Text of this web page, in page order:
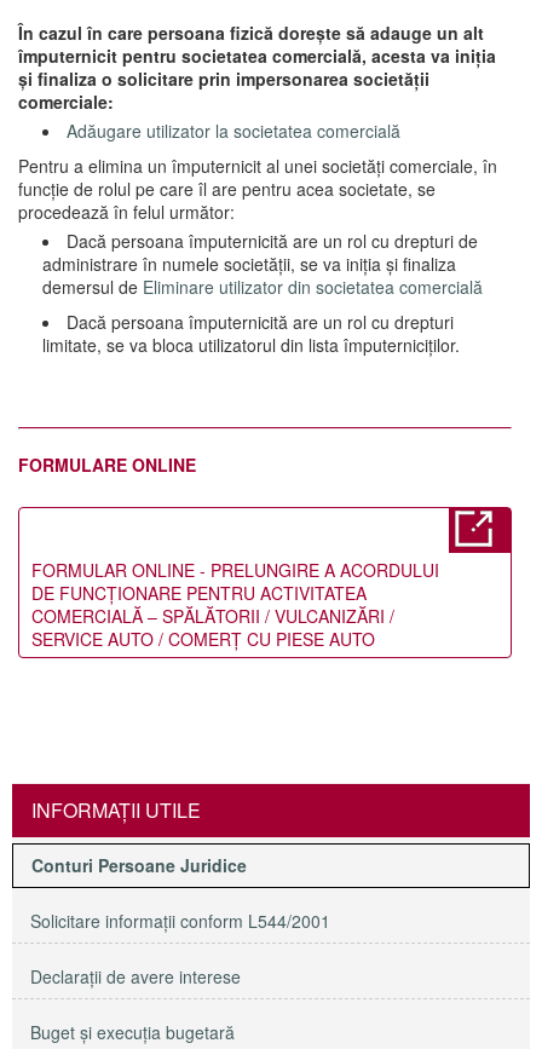
În cazul în care persoana fizică dorește să adauge un alt
împuternicit pentru societatea comercială, acesta va iniția
și finaliza o solicitare prin impersonarea societății
comerciale:
Adăugare utilizator la societatea comercială
Pentru a elimina un împuternicit al unei societăți comerciale, în
funcție de rolul pe care îl are pentru acea societate, se
procedează în felul următor:
Dacă persoana împuternicită are un rol cu drepturi de
administrare în numele societății, se va iniția și finaliza
demersul de Eliminare utilizator din societatea comercială
Dacă persoana împuternicită are un rol cu drepturi
limitate, se va bloca utilizatorul din lista împuterniciților.
FORMULARE ONLINE
FORMULAR ONLINE - PRELUNGIRE A ACORDULUI
DE FUNCŢIONARE PENTRU ACTIVITATEA
COMERCIALĂ – SPĂLĂTORII / VULCANIZĂRI /
SERVICE AUTO / COMERŢ CU PIESE AUTO
INFORMAŢII UTILE
Conturi Persoane Juridice
Solicitare informaţii conform L544/2001
Declaraţii de avere interese
Buget şi execuţia bugetară